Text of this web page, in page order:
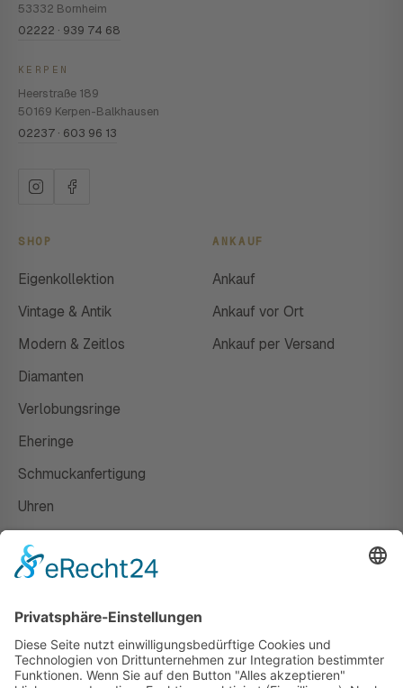
53332 Bornheim
02222 · 939 74 68
KERPEN
Heerstraße 189
50169 Kerpen-Balkhausen
02237 · 603 96 13
SHOP
Eigenkollektion
Vintage & Antik
Modern & Zeitlos
Diamanten
Verlobungsringe
Eheringe
Schmuckanfertigung
Uhren
ANKAUF
Ankauf
Ankauf vor Ort
Ankauf per Versand
Susanne Steiger
Geschäfte